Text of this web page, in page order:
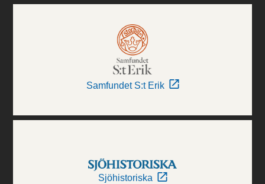
Samfundet S:t Erik
Sjöhistoriska